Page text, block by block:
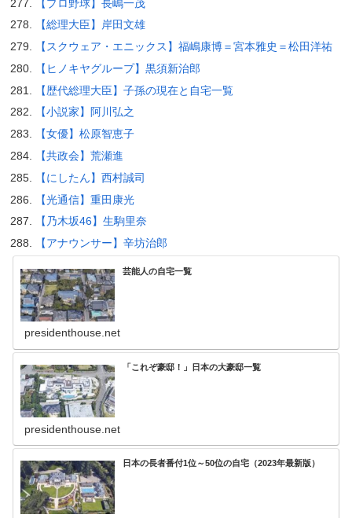
【プロ野球】長嶋一茂
【総理大臣】岸田文雄
【スクウェア・エニックス】福嶋康博＝宮本雅史＝松田洋祐
【ヒノキヤグループ】黒須新治郎
【歴代総理大臣】子孫の現在と自宅一覧
【小説家】阿川弘之
【女優】松原智恵子
【共政会】荒瀬進
【にしたん】西村誠司
【光通信】重田康光
【乃木坂46】生駒里奈
【アナウンサー】辛坊治郎
芸能人の自宅一覧
presidenthouse.net
「これぞ豪邸！」日本の大豪邸一覧
presidenthouse.net
日本の長者番付1位～50位の自宅（2023年最新版）